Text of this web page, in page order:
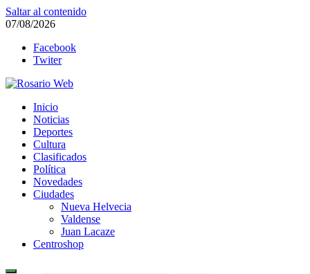
Saltar al contenido
07/08/2026
Facebook
Twiter
Rosario Web
Todas la noticias de Rosario y la zona
Inicio
Noticias
Deportes
Cultura
Clasificados
Política
Novedades
Ciudades
Nueva Helvecia
Valdense
Juan Lacaze
Centroshop